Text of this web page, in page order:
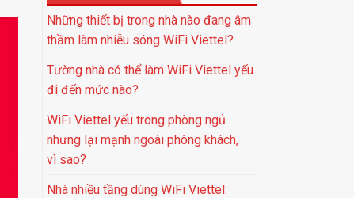
Những thiết bị trong nhà nào đang âm
thầm làm nhiễu sóng WiFi Viettel?
Tường nhà có thể làm WiFi Viettel yếu
đi đến mức nào?
WiFi Viettel yếu trong phòng ngủ
nhưng lại mạnh ngoài phòng khách,
vì sao?
Nhà nhiều tầng dùng WiFi Viettel: